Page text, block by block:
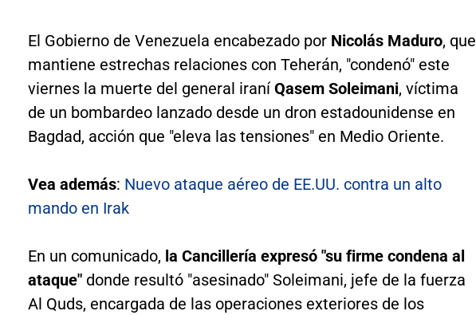
El Gobierno de Venezuela encabezado por Nicolás Maduro, que
mantiene estrechas relaciones con Teherán, "condenó" este
viernes la muerte del general iraníQasem Soleimani, víctima
de un bombardeo lanzado desde un dron estadounidense en
Bagdad, acción que "eleva las tensiones" en Medio Oriente.
Vea además: Nuevo ataque aéreo de EE.UU. contra un alto
mando en Irak
En un comunicado, la Cancillería expresó "su firme condena al
ataque"donde resultó "asesinado" Soleimani, jefe de la fuerza
Al Quds, encargada de las operaciones exteriores de los